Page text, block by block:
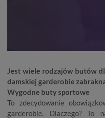
Jest wiele rodzajów butów
damskiej garderobie
Wygodne buty sportowe
To zdecydowanie
garderobie. Dlaczego? To